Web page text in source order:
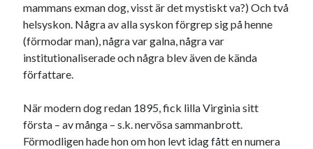
historia hotell jobb
Julkalenderfacit Julkalendern
Julkalendern 2024
minnen mode museum musik
nostalgi ord radio recept
mammans exman dog, visst är det mystiskt va?) Och två
helsyskon. Några av alla syskon förgrep sig på henne
(förmodar man), några var galna, några var
institutionaliserade och några blev även de kända
författare.
När modern dog redan 1895, fick lilla Virginia sitt
första – av många – s.k. nervösa sammanbrott.
Förmodligen hade hon om hon levt idag fått en numera